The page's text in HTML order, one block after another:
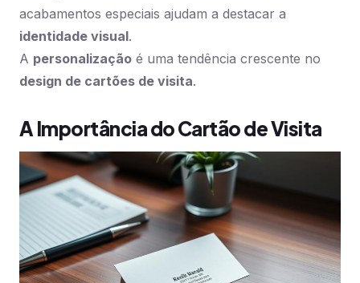
acabamentos especiais ajudam a destacar a
identidade visual.
A personalização é uma tendência crescente no
design de cartões de visita.
A Importância do Cartão de Visita